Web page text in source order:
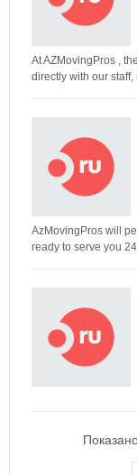
At AZMovingPros ,
directly with our staff,
AzMovingPros will
ready to serve you